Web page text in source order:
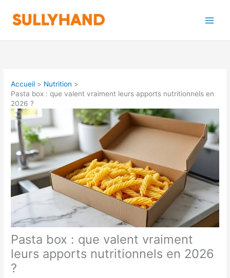
contenu
Accueil
Nutrition
Pasta box : que valent vraiment leurs apports nutritionnels en
2026 ?
Pasta box : que valent vraiment
leurs apports nutritionnels en 2026
?